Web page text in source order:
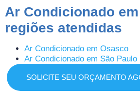
Ar Condicionado
regiões atendidas
Ar Condicionado em Osasco
Ar Condicionado em São Paulo
SOLICITE SEU ORÇAMENTO